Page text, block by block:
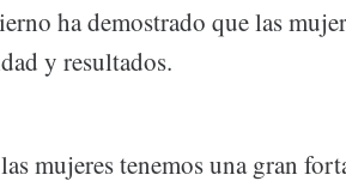
ha demostrado que las
y resultados.
mujeres tenemos una gran